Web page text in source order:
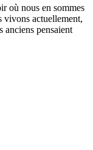
où nous en sommes
vivons actuellement,
anciens pensaient